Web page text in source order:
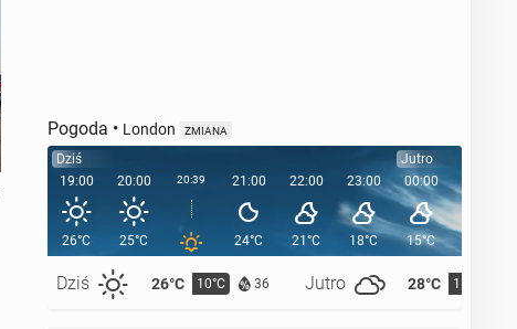
Pogoda • London ZMIANA
Dziś
19:00
26°C
Dziś 26°C 10°C 36 Jutro 28°C 11°C
20:00
25°C
20:39 21:00
24°C
22:00
21°C
23:00
18°C
Jutro
00:00
15°C
01:00